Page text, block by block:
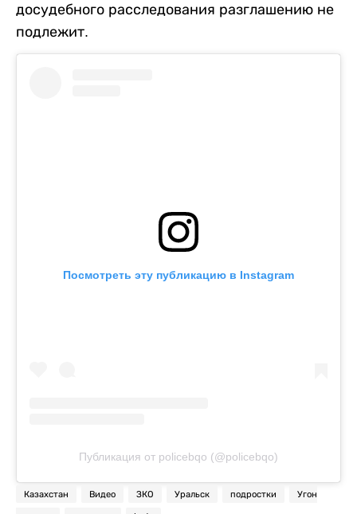
досудебного расследования разглашению не
подлежит.
Посмотреть эту публикацию в Instagram
Публикация от policebqo (@policebqo)
Казахстан Видео ЗКО Уральск подростки Угон